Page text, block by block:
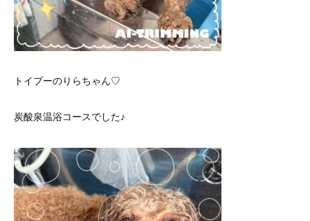
トイプーのりらちゃん♡
炭酸泉温浴コースでした♪